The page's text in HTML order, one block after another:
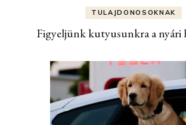
TULAJDONOSOKNAK
Figyeljünk kutyusunkra a nyári